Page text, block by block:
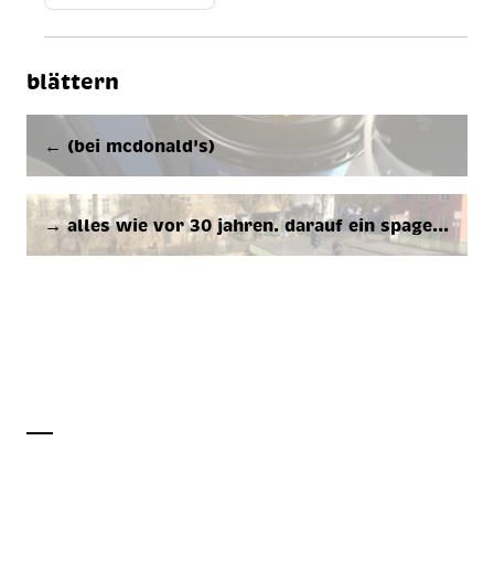
blättern
← (bei mc­do­nal­d's)
→ al­les wie vor 30 jah­ren. dar­auf ein spa­ge…